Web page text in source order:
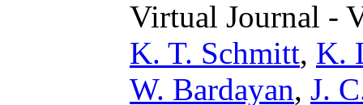
Virtual Journal -
K. T. Schmitt, K.
W. Bardayan, J.